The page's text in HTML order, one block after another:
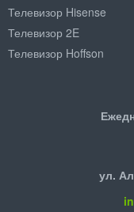
Телевизор Hisense
Телевизор 2E
Телевизор Hoffson
ул.